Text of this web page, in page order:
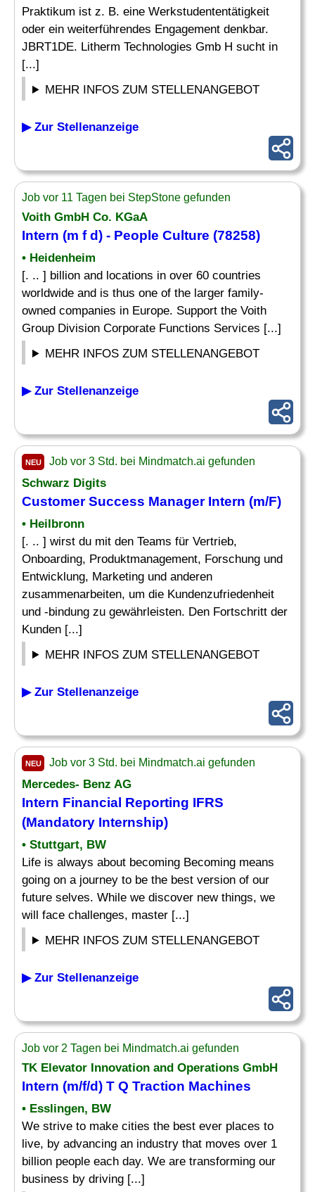
Praktikum ist z. B. eine Werkstudententätigkeit
oder ein weiterführendes Engagement denkbar.
JBRT1DE. Litherm Technologies Gmb H sucht in
[...]
MEHR INFOS ZUM STELLENANGEBOT
▶ Zur Stellenanzeige
Job vor 11 Tagen bei StepStone gefunden
Voith GmbH Co. KGaA
Intern (m f d) - People Culture (78258)
• Heidenheim
[. .. ] billion and locations in over 60 countries
worldwide and is thus one of the larger family-
owned companies in Europe. Support the Voith
Group Division Corporate Functions Services [...]
MEHR INFOS ZUM STELLENANGEBOT
▶ Zur Stellenanzeige
NEU Job vor 3 Std. bei Mindmatch.ai gefunden
Schwarz Digits
Customer Success Manager Intern (m/F)
• Heilbronn
[. .. ] wirst du mit den Teams für Vertrieb,
Onboarding, Produktmanagement, Forschung und
Entwicklung, Marketing und anderen
zusammenarbeiten, um die Kundenzufriedenheit
und -bindung zu gewährleisten. Den Fortschritt der
Kunden [...]
MEHR INFOS ZUM STELLENANGEBOT
▶ Zur Stellenanzeige
NEU Job vor 3 Std. bei Mindmatch.ai gefunden
Mercedes- Benz AG
Intern Financial Reporting IFRS
(Mandatory Internship)
• Stuttgart, BW
Life is always about becoming Becoming means
going on a journey to be the best version of our
future selves. While we discover new things, we
will face challenges, master [...]
MEHR INFOS ZUM STELLENANGEBOT
▶ Zur Stellenanzeige
Job vor 2 Tagen bei Mindmatch.ai gefunden
TK Elevator Innovation and Operations GmbH
Intern (m/f/d) T Q Traction Machines
• Esslingen, BW
We strive to make cities the best ever places to
live, by advancing an industry that moves over 1
billion people each day. We are transforming our
business by driving [...]